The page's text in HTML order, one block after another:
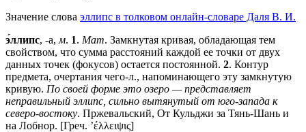
Значение слова эллипс в толковом онлайн-словаре Даля В. И.
э́ллипс, -а, м. 1. Мат. Замкнутая кривая, обладающая тем
свойством, что сумма расстояний каждой ее точки от двух
данных точек (фокусов) остается постоянной. 2. Контур
предмета, очертания чего-л., напоминающего эту замкнутую
кривую. По своей форме это озеро — представляет
неправильный эллипс, сильно вытянутый от юго-запада к
северо-востоку. Пржевальский, От Кульджи за Тянь-Шань и
на Лобнор. [Греч. ’έλλειψις]